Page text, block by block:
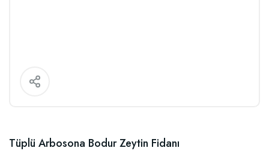
Tüplü Arbosona Bodur Zeytin Fidanı